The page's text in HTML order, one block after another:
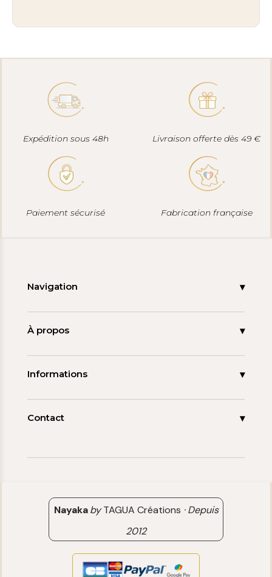
Expédition sous 48h Livraison offerte dès 49 €
Paiement sécurisé Fabrication française
Navigation
Accueil
À propos
La tagua
Informations
Mon compte
Contact
Nayaka byTAGUA Créations ·Depuis
2012